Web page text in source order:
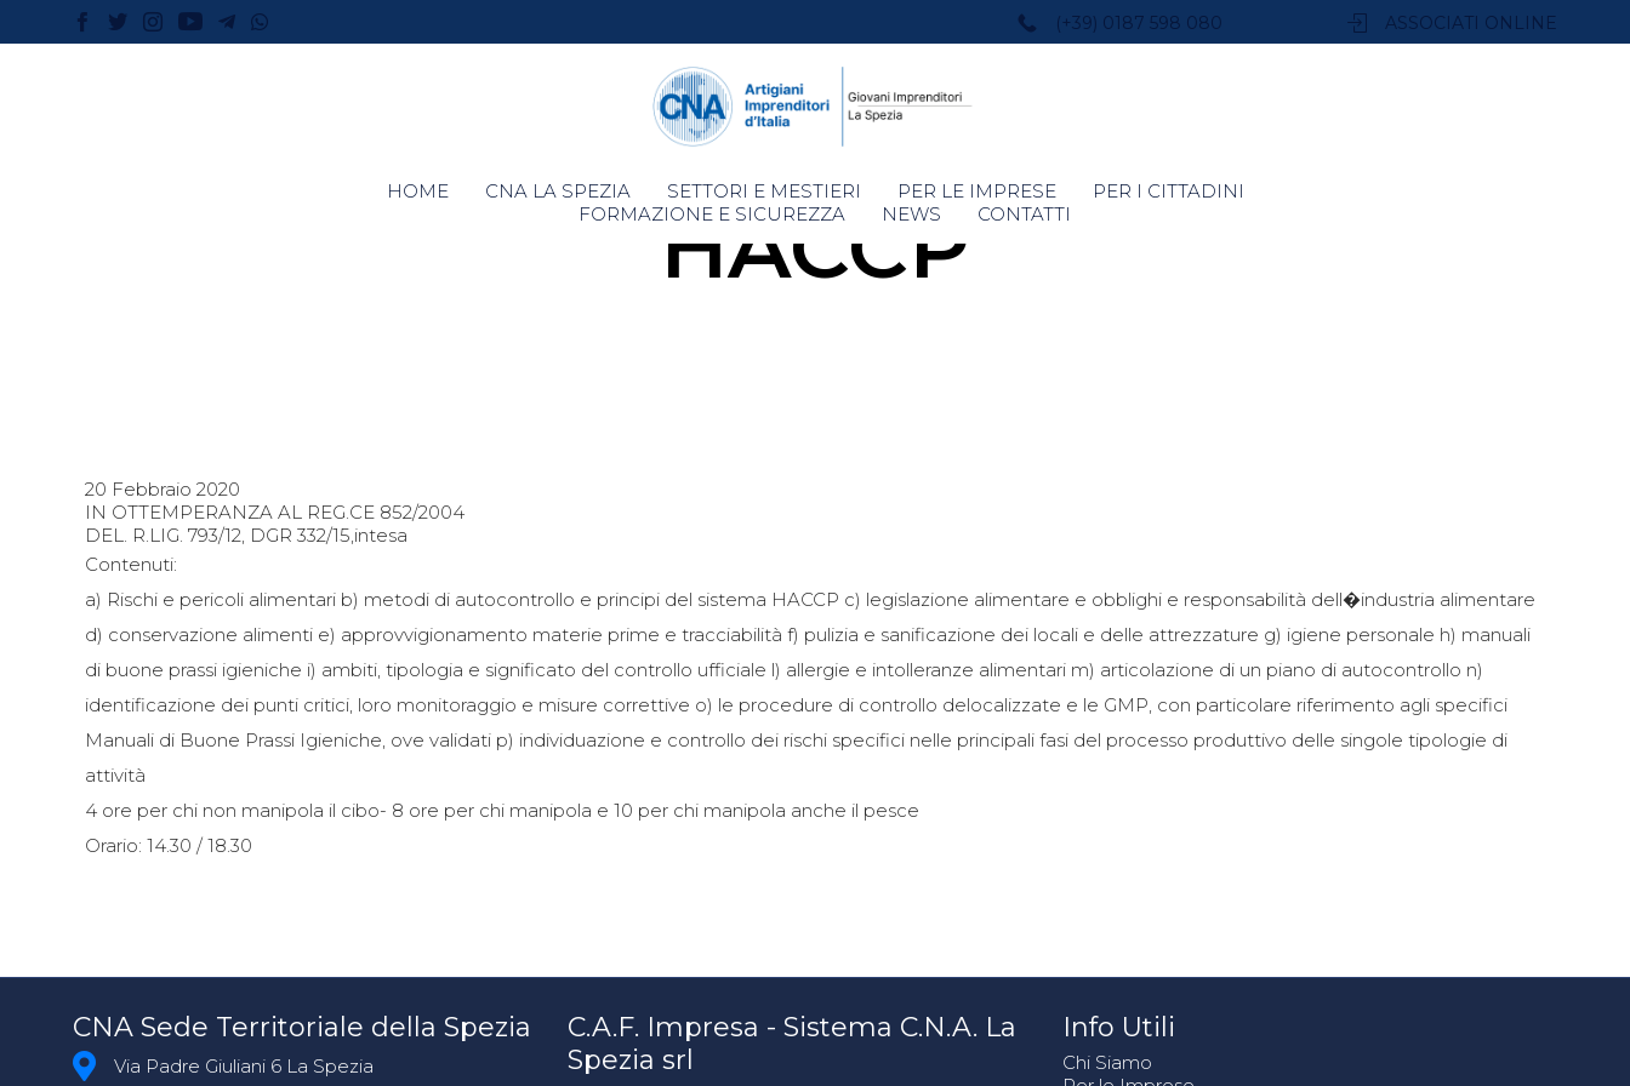
(+39) 0187 598 080 ASSOCIATI ONLINE
Skip
to
HOME CNA LA SPEZIA SETTORI E MESTIERI PER LE IMPRESE
PER I CITTADINI
FORMAZIONE E SICUREZZA
NEWS CONTATTI
HACCP
20 Febbraio 2020
IN OTTEMPERANZA AL REG.CE 852/2004
DEL. R.LIG. 793/12, DGR 332/15,intesa
Contenuti:
a) Rischi e pericoli alimentari b) metodi di autocontrollo e principi del sistema HACCP c) legislazione alimentare e obblighi e responsabilità dell�industria alimentare
d) conservazione alimenti e) approvvigionamento materie prime e tracciabilità f) pulizia e sanificazione dei locali e delle attrezzature g) igiene personale h) manuali
di buone prassi igieniche i) ambiti, tipologia e significato del controllo ufficiale l) allergie e intolleranze alimentari m) articolazione di un piano di autocontrollo n)
identificazione dei punti critici, loro monitoraggio e misure correttive o) le procedure di controllo delocalizzate e le GMP, con particolare riferimento agli specifici
Manuali di Buone Prassi Igieniche, ove validati p) individuazione e controllo dei rischi specifici nelle principali fasi del processo produttivo delle singole tipologie di
attività
4 ore per chi non manipola il cibo- 8 ore per chi manipola e 10 per chi manipola anche il pesce
Orario: 14.30 / 18.30
CNA Sede Territoriale della Spezia
Via Padre Giuliani 6 La Spezia
C.A.F. Impresa - Sistema C.N.A. La
Spezia srl
Info Utili
Chi Siamo